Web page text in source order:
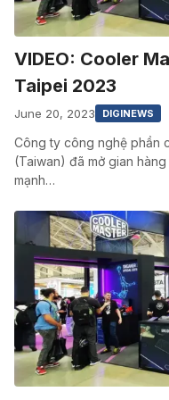
VIDEO: Cooler
Taipei 2023
June 20, 2023 DIGINEWS
Công ty công nghệ phần
(Taiwan) đã mở gian
mạnh…